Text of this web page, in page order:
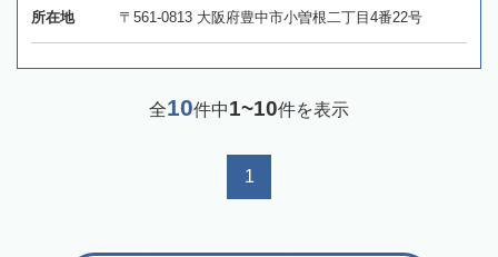
所在地 〒561-0813 大阪府豊中市小曽根二丁目4番22号
全10件中1~10件を表示
1